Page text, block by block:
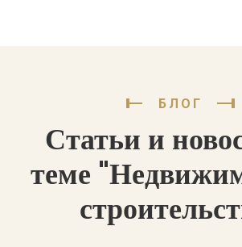
БЛОГ
Статьи и
теме